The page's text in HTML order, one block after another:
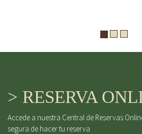
> RESERVA
Accede a nuestra Central de Reservas
segura de hacer tu reserva